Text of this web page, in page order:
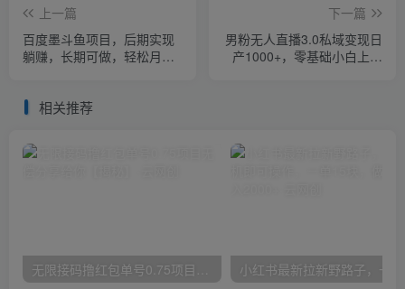
上一篇
百度墨斗鱼项目，后期实现
躺赚，长期可做，轻松月入
下一篇
男粉无人直播3.0私域变现日
产1000+，零基础小白上手
相关推荐
无限接码撸红包单号0.75项目无偿分享给你【揭秘】